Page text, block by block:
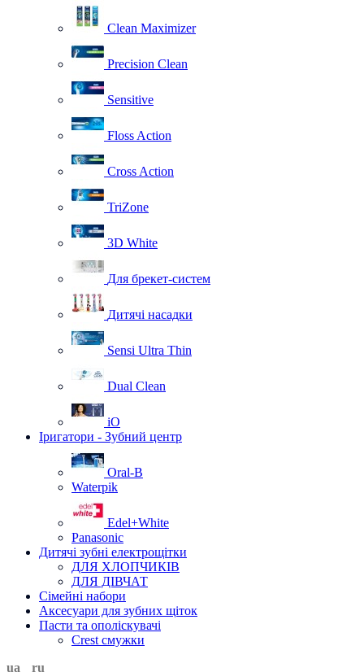
Clean Maximizer
Precision Clean
Sensitive
Floss Action
Cross Action
TriZone
3D White
Для брекет-систем
Дитячі насадки
Sensi Ultra Thin
Dual Clean
iO
Іригатори - Зубний центр
Oral-B
Waterpik
Edel+White
Panasonic
Дитячі зубні електрощітки
ДЛЯ ХЛОПЧИКІВ
ДЛЯ ДІВЧАТ
Сімейні набори
Аксесуари для зубних щіток
Пасти та ополіскувачі
Crest смужки
ua
ru